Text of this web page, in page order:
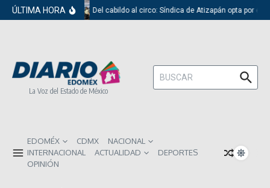
Saltar al contenido
ÚLTIMA HORA Del cabildo al circo: Síndica de Atizapán opta por el
La Voz del Estado de México
Buscar:
EDOMÉX CDMX
NACIONAL
INTERNACIONAL
ACTUALIDAD
DEPORTES
OPINIÓN